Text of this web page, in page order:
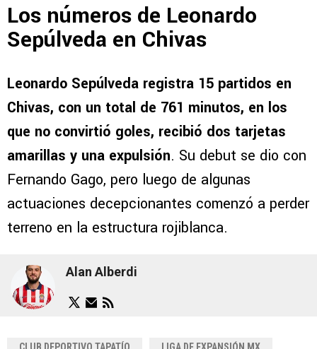
Los números de Leonardo
Sepúlveda en Chivas
Leonardo Sepúlveda registra 15 partidos en
Chivas, con un total de 761 minutos, en los
que no convirtió goles, recibió dos tarjetas
amarillas y una expulsión. Su debut se dio con
Fernando Gago, pero luego de algunas
actuaciones decepcionantes comenzó a perder
terreno en la estructura rojiblanca.
Alan Alberdi
CLUB DEPORTIVO TAPATÍO LIGA DE EXPANSIÓN MX